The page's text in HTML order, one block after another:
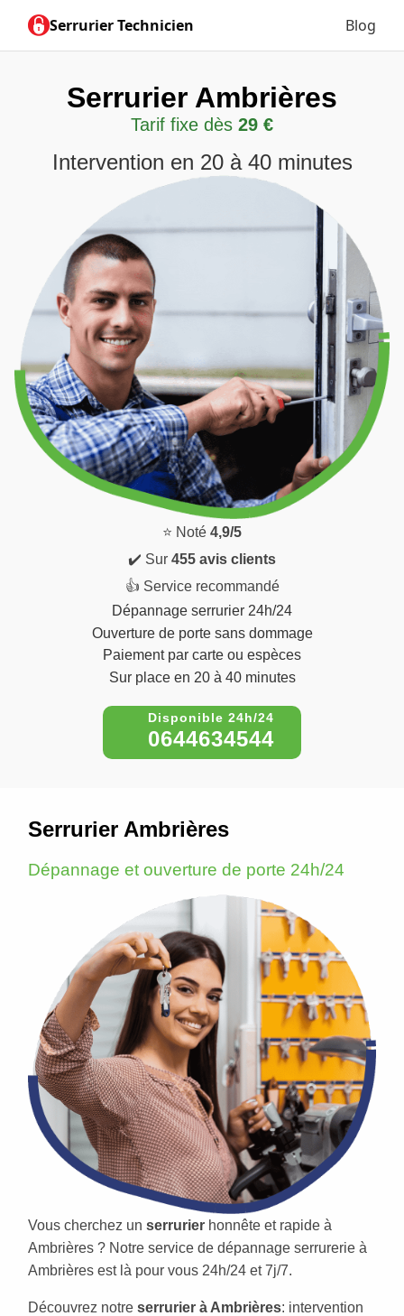
Serrurier Technicien Blog
Serrurier Ambrières
Tarif fixe dès 29 €
Intervention en 20 à 40 minutes
⭐ Noté 4,9/5
✔️ Sur 455 avis clients
👍 Service recommandé
Dépannage serrurier 24h/24
Ouverture de porte sans dommage
Paiement par carte ou espèces
Sur place en 20 à 40 minutes
0644634544
Serrurier Ambrières
Dépannage et ouverture de porte 24h/24
Vous cherchez un serrurier honnête et rapide à
Ambrières ? Notre service de dépannage serrurerie à
Ambrières est là pour vous 24h/24 et 7j/7.
Découvrez notre serrurier à Ambrières: intervention